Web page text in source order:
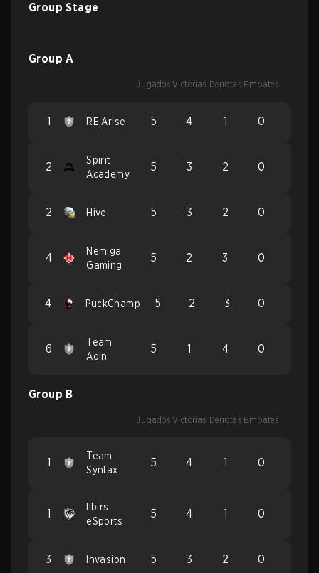
Group Stage
Group A
Jugados Victorias Derrotas Empates
1 RE.Arise 5 4 1 0
2
Spirit
Academy
5 3 2 0
2 Hive 5 3 2 0
4
Nemiga
Gaming
5 2 3 0
4 PuckChamp 5 2 3 0
6
Team
Aoin
5 1 4 0
Group B
Jugados Victorias Derrotas Empates
1
Team
Syntax
5 4 1 0
1
Ilbirs
eSports
5 4 1 0
3 Invasion 5 3 2 0